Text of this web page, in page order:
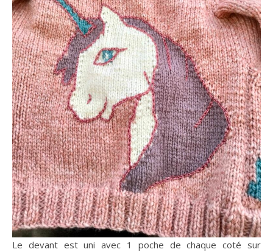
Le devant est uni avec 1 poche de chaque coté sur